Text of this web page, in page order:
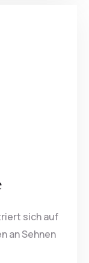
sich auf
an Sehnen